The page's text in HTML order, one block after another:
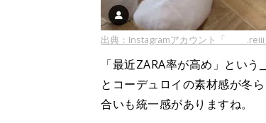
出典：Instagramアカウント「_____.reiii
「最近ZARA率が高め」とい
とコーデュロイの素材感が冬
合いも統一感がありますね。